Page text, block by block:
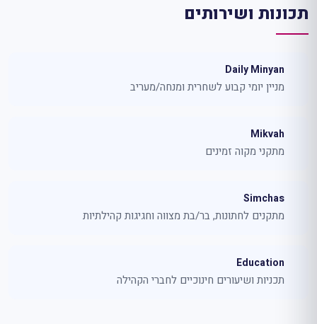
תכונות ושירותים
Daily Minyan
מניין יומי קבוע לשחרית ומנחה/מעריב
Mikvah
מתקני מקוה זמינים
Simchas
מתקנים לחתונות, בר/בת מצווה וחגיגות קהילתיות
Education
תכניות ושיעורים חינוכיים לחברי הקהילה